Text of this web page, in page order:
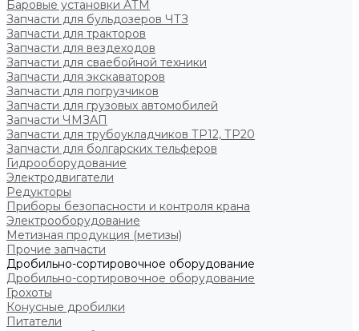
Баровые установки АТМ
Запчасти для бульдозеров ЧТЗ
Запчасти для тракторов
Запчасти для вездеходов
Запчасти для сваебойной техники
Запчасти для экскаваторов
Запчасти для погрузчиков
Запчасти для грузовых автомобилей
Запчасти ЧМЗАП
Запчасти для трубоукладчиков ТР12, ТР20
Запчасти для болгарских тельферов
Гидрооборудование
Электродвигатели
Редукторы
Приборы безопасности и контроля крана
Электрооборудование
Метизная продукция (метизы)
Прочие запчасти
Дробильно-сортировочное оборудование
Дробильно-сортировочное оборудование
Грохоты
Конусные дробилки
Питатели